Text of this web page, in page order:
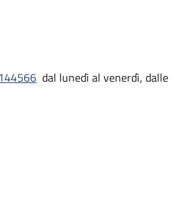
per quanto attiene alla disciplina
e cardiochirurgiche.
dal lunedì al venerdì, dalle